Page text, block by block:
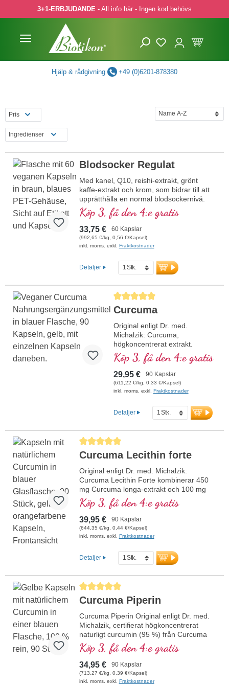
till huvudinnehåll
Hoppa till sökning
Hoppa till huvudnavigering
3+1-ERBJUDANDE - All info här - Ingen kod behövs
Hjälp & rådgivning +49 (0)6201-878380
Pris
Ingredienser
Blodsocker Regulat
Med kanel, Q10, reishi-extrakt, grönt
kaffe-extrakt och krom, som bidrar till att
upprätthålla en normal blodsockernivå.
Köp 3, få den 4:e gratis
33,75 € 60 Kapslar
(992,65 €/kg, 0,56 €/Kapsel)
inkl. moms. exkl. Fraktkostnader
Detaljer
Genomsnittligt betyg på 5 av 5 stjärnor
Curcuma
Original enligt Dr. med.
Michalzik: Curcuma,
högkoncentrerat extrakt.
Curcuma enligt Dr. med.
Michalzik innehåller 440 mg
Curcuma longa-extrakt per
dagsdos (1 kapsel), varav 418
mg curcuminoider. Detta
från tillsatser och tillverkas i
Tyskland. Förseglingen är
Curcuma
Köp 3, få den 4:e gratis
29,95 € 90 Kapslar
(611,22 €/kg, 0,33 €/Kapsel)
inkl. moms. exkl. Fraktkostnader
Detaljer
Genomsnittligt betyg på 5 av 5 stjärnor
Curcuma Lecithin forte
Original enligt Dr. med. Michalzik:
Curcuma Lecithin Forte kombinerar 450
mg Curcuma longa-extrakt och 100 mg
fosfolipider per dagsdos (1 kapsel). Det
högkvalitativa curcumaextraktet är
standardiserat till 95 % curcuminoider och
kompletteras med fosfolipider för att
optimera biotillgängligheten. Förseglingen
mer information om Curcuma
Lecithin Forte
Köp 3, få den 4:e gratis
39,95 € 90 Kapslar
(644,35 €/kg, 0,44 €/Kapsel)
inkl. moms. exkl. Fraktkostnader
Detaljer
Genomsnittligt betyg på 5 av 5 stjärnor
Curcuma Piperin
Curcuma Piperin Original enligt Dr. med.
Michalzik, certifierat högkoncentrerat
naturligt curcumin (95 %) från Curcuma
longa med piperin (95 %) från Piper
nigrum för optimal biotillgänglighet och
effektivitet. Tillverkningen i våra egna
produktionsanläggningar i Tyskland och
de höga kvalitetskontrollerna, bl.a. med
Köp 3, få den 4:e gratis
34,95 € 90 Kapslar
(713,27 €/kg, 0,39 €/Kapsel)
inkl. moms. exkl. Fraktkostnader